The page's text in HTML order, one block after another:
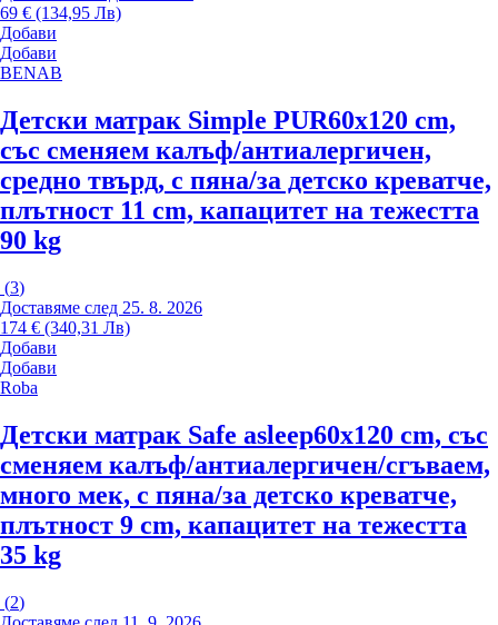
69 € (134,95 Лв)
Добави
Добави
BENAB
Детски матрак Simple PUR60x120 cm,
със сменяем калъф/антиалергичен,
средно твърд, с пяна/за детско креватче,
плътност 11 cm, капацитет на тежестта
90 kg
(3)
Доставяме след 25. 8. 2026
174 € (340,31 Лв)
Добави
Добави
Roba
Детски матрак Safe asleep60x120 cm, със
сменяем калъф/антиалергичен/сгъваем,
много мек, с пяна/за детско креватче,
плътност 9 cm, капацитет на тежестта
35 kg
(2)